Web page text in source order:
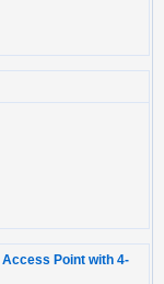
Point with 4-